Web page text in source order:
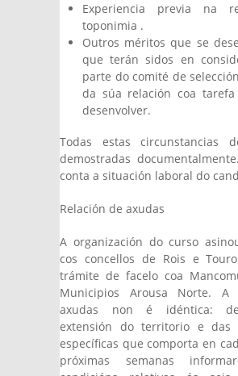
Experiencia previa na
toponimia .
Outros méritos que se
que terán sidos en
parte do comité de
da súa relación coa
desenvolver.
Todas estas circunstancias
demostradas
conta a situación laboral do
Relación de axudas
A organización do curso
cos concellos de Rois e
trámite de facelo coa
Municipios Arousa Norte. A
axudas non é idéntica:
extensión do territorio e das
específicas que comporta en
próximas semanas